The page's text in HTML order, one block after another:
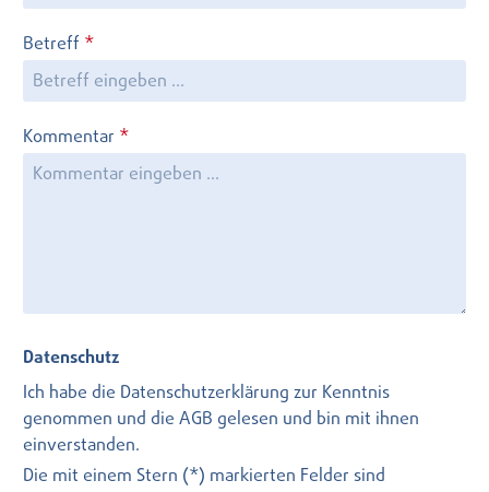
Betreff *
Kommentar *
Datenschutz
Ich habe die Datenschutzerklärung zur Kenntnis
genommen und die AGB gelesen und bin mit ihnen
einverstanden.
Die mit einem Stern (*) markierten Felder sind